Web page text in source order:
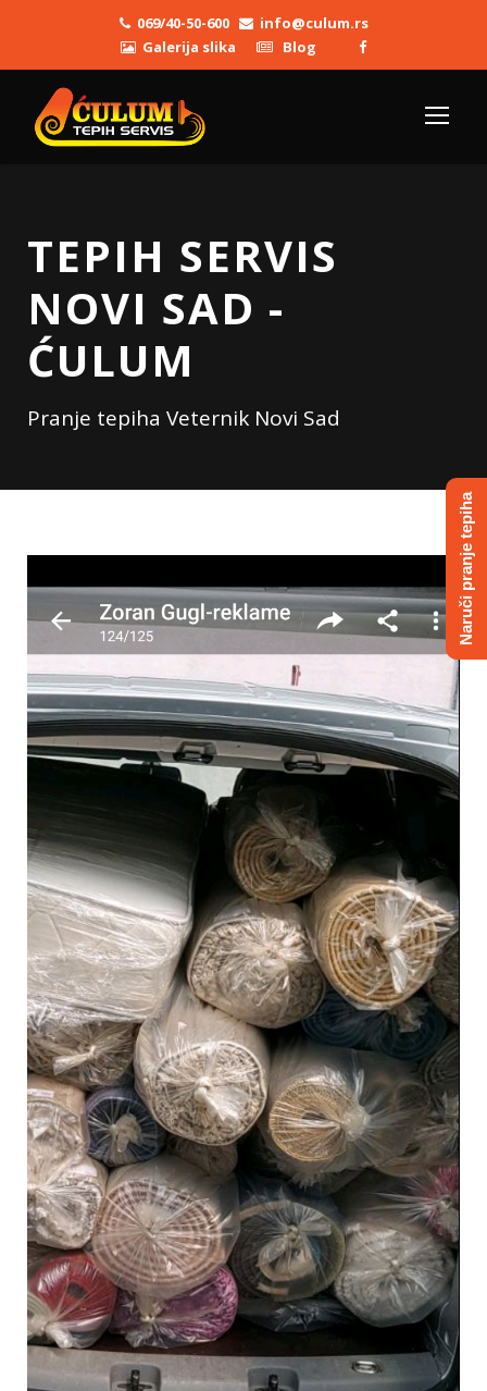
069/40-50-600
info@culum.rs
Galerija slika
Blog
TEPIH SERVIS
NOVI SAD -
ĆULUM
Pranje tepiha Veternik Novi Sad
Naruči pranje tepiha